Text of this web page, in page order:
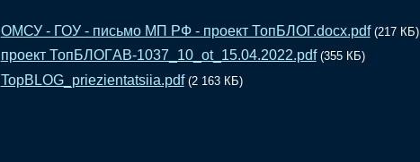
ОМСУ - ГОУ - письмо МП РФ - проект ТопБЛОГ.docx.pdf (217 КБ)
проект ТопБЛОГAB-1037_10_ot_15.04.2022.pdf (355 КБ)
TopBLOG_priezientatsiia.pdf (2 163 КБ)